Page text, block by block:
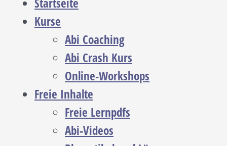
Startseite
Kurse
Abi Coaching
Abi Crash Kurs
Online-Workshops
Freie Inhalte
Freie Lernpdfs
Abi-Videos